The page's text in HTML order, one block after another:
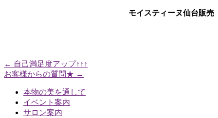
モイスティーヌ仙台販売
← 自己満足度アップ↑↑↑
お客様からの質問★ →
本物の美を通して
イベント案内
サロン案内